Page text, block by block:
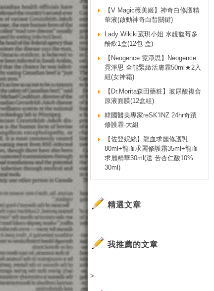
【V Magic薇美姬】神奇白修護精
華液(啟動神奇白皙關鍵)
Lady Wikiki葳琪小姐 水靚馥莓多
酚飲1盒(12包-盒)
【Neogence 霓淨思】Neogence
霓淨思 全能緊緻活膚霜50ml★2入
組(女神霜)
【Dr.Morita森田藥粧】玻尿酸複合
原液面膜(12盒組)
韓國醫美專家reSK’INZ 24hr奇蹟
修護霜-大組
【佐登妮絲】龍血求麗修護乳
80ml+龍血求麗修護霜35ml+龍血
求麗精華30ml(送 苦杏仁酸10%
30ml)
精選文章
我推薦的文章
>